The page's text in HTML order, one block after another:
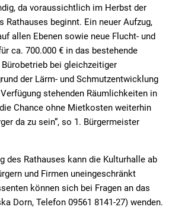
da voraussichtlich im Herbst der
Rathauses beginnt. Ein neuer Aufzug,
allen Ebenen sowie neue Flucht- und
ca. 700.000 € in das bestehende
bei gleichzeitiger
der Lärm- und Schmutzentwicklung
stehenden Räumlichkeiten in
Chance ohne Mietkosten weiterhin
da zu sein“, so 1. Bürgermeister
des Rathauses kann die Kulturhalle ab
und Firmen uneingeschränkt
können sich bei Fragen an das
Dorn, Telefon 09561 8141-27) wenden.